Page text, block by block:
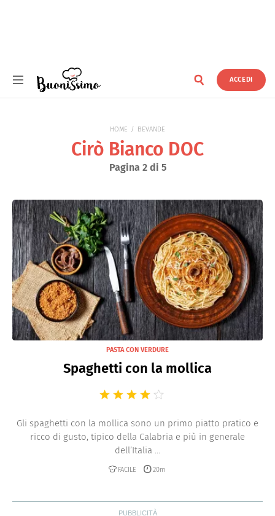
ACCEDI
HOME BEVANDE
Cirò Bianco DOC
Pagina 2 di 5
PASTA CON VERDURE
Spaghetti con la mollica
Gli spaghetti con la mollica sono un primo piatto pratico e
ricco di gusto, tipico della Calabria e più in generale
dell’Italia ...
FACILE 20m